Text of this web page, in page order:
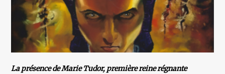
La présence de Marie Tudor, première reine régnante